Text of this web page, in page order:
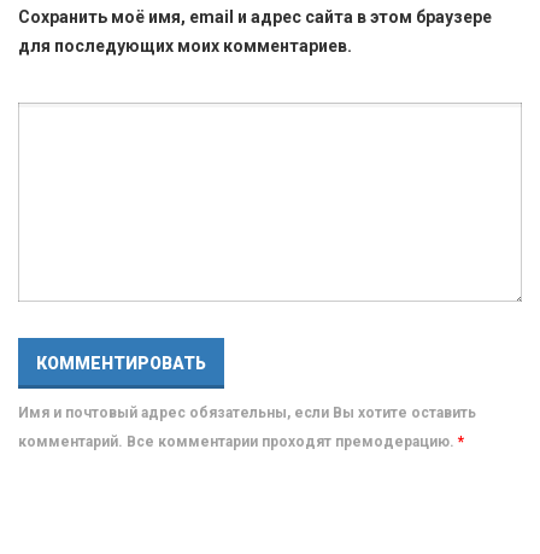
Сохранить моё имя, email и адрес сайта в этом браузере
для последующих моих комментариев.
Имя и почтовый адрес обязательны, если Вы хотите оставить
комментарий. Все комментарии проходят премодерацию. *